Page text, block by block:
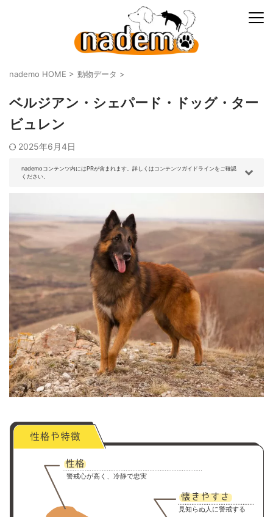
nademo HOME > 動物データ >
ベルジアン・シェパード・ドッグ・ター
ビュレン
2025年6月4日
nademoコンテンツ内にはPRが含まれます。詳しくはコンテンツガイドラインをご確認
ください。
警戒心が高く、冷静で忠実
見知らぬ人に警戒する